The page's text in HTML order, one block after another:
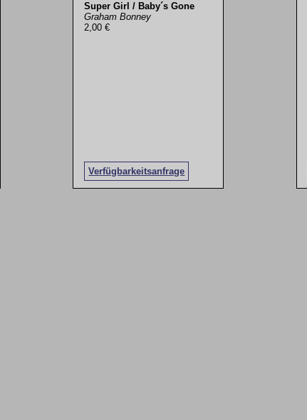
Super Girl / Baby´s Gone
Graham Bonney
2,00 €
Verfügbarkeitsanfrage